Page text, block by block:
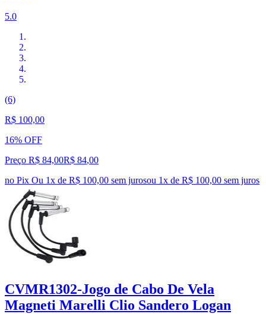
5.0
(6)
R$ 100,00
16% OFF
Preço R$ 84,00R$ 84,00
no Pix Ou 1x de R$ 100,00 sem jurosou 1x de R$ 100,00 sem juros
CVMR1302-Jogo de Cabo De Vela
Magneti Marelli Clio Sandero Logan